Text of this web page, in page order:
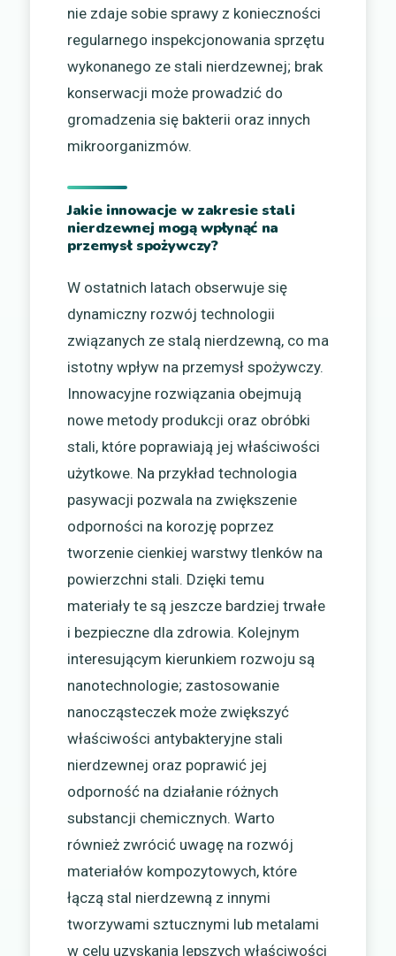
nie zdaje sobie sprawy z konieczności
regularnego inspekcjonowania sprzętu
wykonanego ze stali nierdzewnej; brak
konserwacji może prowadzić do
gromadzenia się bakterii oraz innych
mikroorganizmów.
Jakie innowacje w zakresie stali
nierdzewnej mogą wpłynąć na
przemysł spożywczy?
W ostatnich latach obserwuje się
dynamiczny rozwój technologii
związanych ze stalą nierdzewną, co ma
istotny wpływ na przemysł spożywczy.
Innowacyjne rozwiązania obejmują
nowe metody produkcji oraz obróbki
stali, które poprawiają jej właściwości
użytkowe. Na przykład technologia
pasywacji pozwala na zwiększenie
odporności na korozję poprzez
tworzenie cienkiej warstwy tlenków na
powierzchni stali. Dzięki temu
materiały te są jeszcze bardziej trwałe
i bezpieczne dla zdrowia. Kolejnym
interesującym kierunkiem rozwoju są
nanotechnologie; zastosowanie
nanocząsteczek może zwiększyć
właściwości antybakteryjne stali
nierdzewnej oraz poprawić jej
odporność na działanie różnych
substancji chemicznych. Warto
również zwrócić uwagę na rozwój
materiałów kompozytowych, które
łączą stal nierdzewną z innymi
tworzywami sztucznymi lub metalami
w celu uzyskania lepszych właściwości